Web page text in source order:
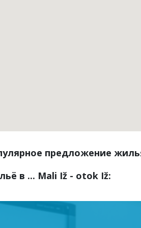
предложение
в ... Mali Iž - otok Iž: